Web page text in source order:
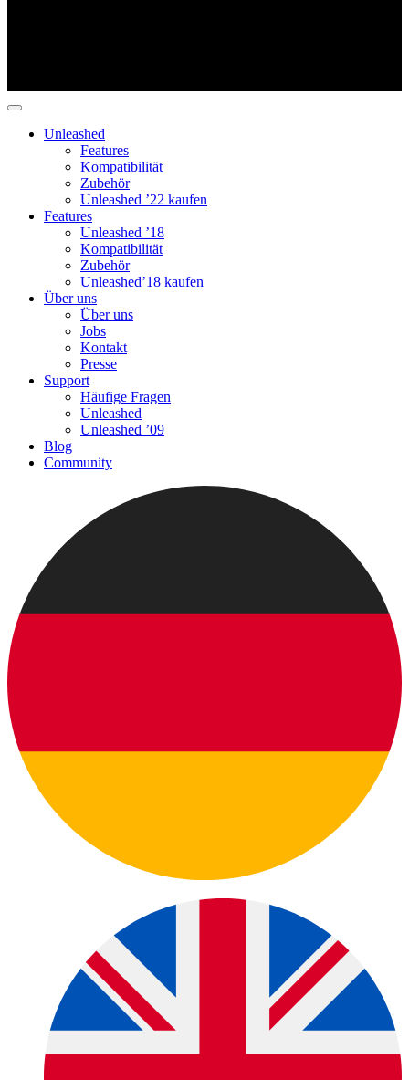
Unleashed
Features
Kompatibilität
Zubehör
Unleashed ’22 kaufen
Features
Unleashed ’18
Kompatibilität
Zubehör
Unleashed’18 kaufen
Über uns
Über uns
Jobs
Kontakt
Presse
Support
Häufige Fragen
Unleashed
Unleashed ’09
Blog
Community